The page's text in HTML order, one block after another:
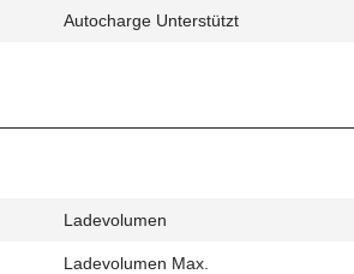
Autocharge Unterstützt
Ladevolumen
Ladevolumen Max.